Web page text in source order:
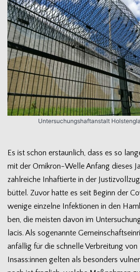
Unter­su­chungs­haft­an­stalt
Es ist schon erstaun­lich, dass es so
mit der Omikron-Welle Anfang die­ses
zahl­rei­che Inhaf­tierte in der
büt­tel. Zuvor hatte es seit Beginn der
wenige ein­zelne Infek­tio­nen in den
ben, die meis­ten davon im
la­cis. Als soge­nannte
anfäl­lig für die schnelle Ver­brei­tung
Insass:innen gel­ten als beson­ders